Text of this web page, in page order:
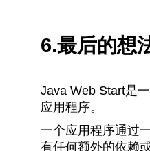
6.最后的想
Java Web Start是
应用程序。
一个应用程序通过
有任何额外的依赖或